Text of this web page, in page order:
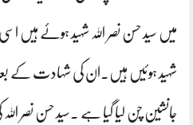
میں سید حسن نصر اللہ شہید ہوئے ہیں
شہید ہوئیں ہیں۔ان کی شہادت کے بعد
جانشین چن لیا گیا ہے ۔سید حسن نصر